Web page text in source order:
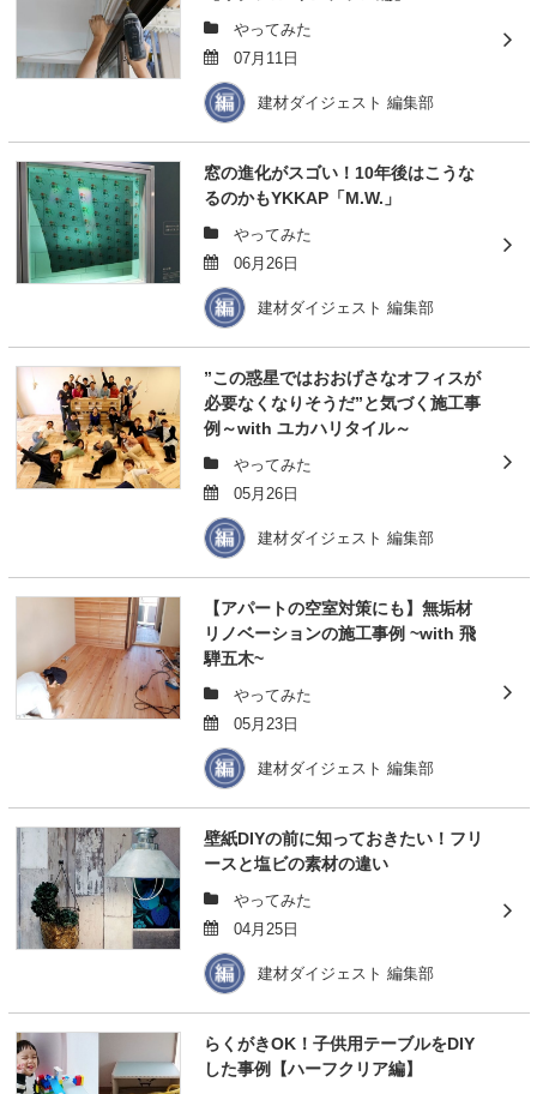
やってみた
07月11日
建材ダイジェスト 編集部
窓の進化がスゴい！10年後はこうな
るのかもYKKAP「M.W.」
やってみた
06月26日
建材ダイジェスト 編集部
”この惑星ではおおげさなオフィスが
必要なくなりそうだ”と気づく施工事
例～with ユカハリタイル～
やってみた
05月26日
建材ダイジェスト 編集部
【アパートの空室対策にも】無垢材
リノベーションの施工事例 ~with 飛
騨五木~
やってみた
05月23日
建材ダイジェスト 編集部
壁紙DIYの前に知っておきたい！フリ
ースと塩ビの素材の違い
やってみた
04月25日
建材ダイジェスト 編集部
らくがきOK！子供用テーブルをDIY
した事例【ハーフクリア編】